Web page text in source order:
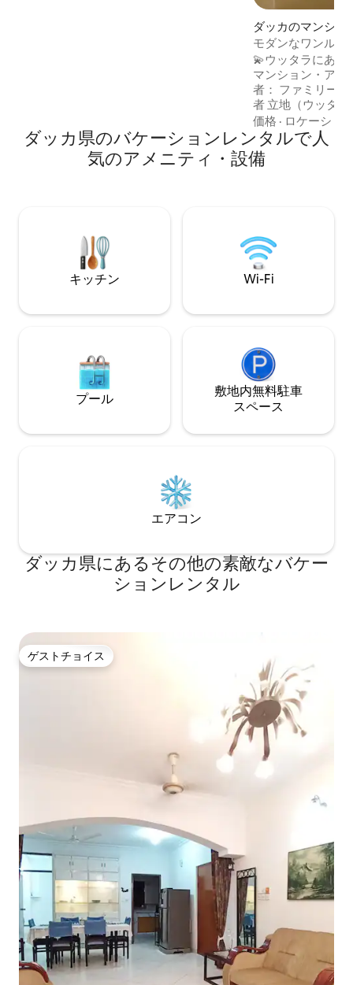
リラックスしたりするのに最適で、最大2
名様までご宿泊いただけます。 24時間年
中無休のエレベーター。
ダッカのマンショ
ト
モダンなワンルー
分 | 高速Wi-Fi
💫ウッタラにある
マンション・アパー
者： ファミリー👨‍👨‍👧‍👦 層 💼 出張旅行
者 立地（ウッタラ、セクター12 ） ： 🌿
静か 🔒 安全です
ト付きコミュニテ
向け 空港に✈️近い MRT
メニティ・設備： 🍽️ レストラン＆フード
価格 · ロケーショ
ダッカ県のバケーションレンタルで人
気のアメニティ・設備
キッチン Wi-Fi
プール
敷地内無料駐⁠車
ス⁠ペ⁠ー⁠ス
エアコン
ダッカ県にあるその他の素敵なバケー
ションレンタル
ゲストチョイス
ゲストチョイス